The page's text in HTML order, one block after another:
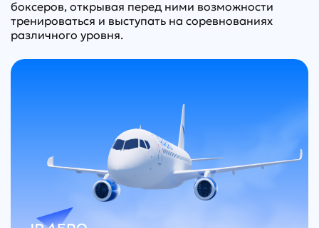
боксеров, открывая перед ними возможности
тренироваться и выступать на соревнованиях
различного уровня.